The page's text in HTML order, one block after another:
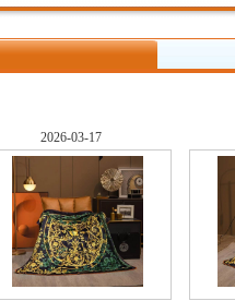
2026-03-17